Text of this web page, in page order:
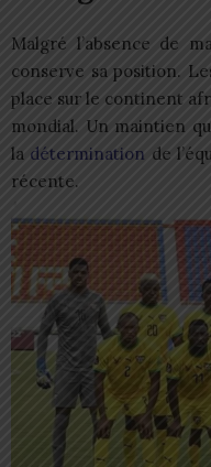
Malgré l’absence de
conserve sa position.
place sur le continent
mondial. Un maintien
la détermination de
récente.